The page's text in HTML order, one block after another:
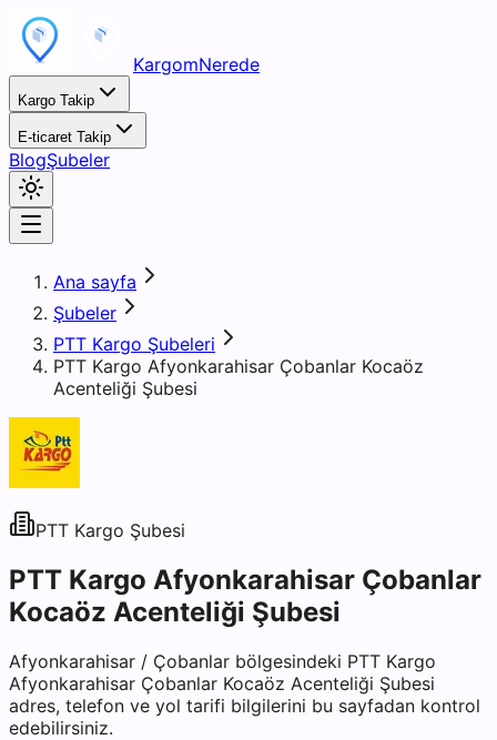
KargomNerede
Kargo Takip
E-ticaret Takip
BlogŞubeler
Ana sayfa
Şubeler
PTT Kargo Şubeleri
PTT Kargo Afyonkarahisar Çobanlar Kocaöz
Acenteliği Şubesi
PTT Kargo Şubesi
PTT Kargo Afyonkarahisar Çobanlar
Kocaöz Acenteliği Şubesi
Afyonkarahisar / Çobanlar bölgesindeki PTT Kargo
Afyonkarahisar Çobanlar Kocaöz Acenteliği Şubesi
adres, telefon ve yol tarifi bilgilerini bu sayfadan kontrol
edebilirsiniz.